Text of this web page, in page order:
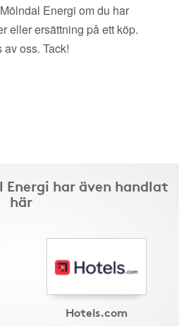
Energi om du har
eller ersättning på ett köp.
oss. Tack!
har även handlat
här
Hotels.com